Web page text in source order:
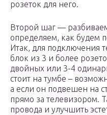
розеток для него.
Второй шаг —
определяем, как будем
Итак, для подключения
блок из 3 и более
двойных или 3-4
стоит на тумбе –
а если он подвешен на
прямо за телевизором.
провода и улучшить